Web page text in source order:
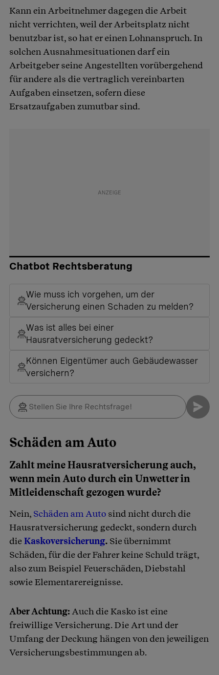
Kann ein Arbeitnehmer dagegen die Arbeit
nicht verrichten, weil der Arbeitsplatz nicht
benutzbar ist, so hat er einen Lohnanspruch. In
solchen Ausnahmesituationen darf ein
Arbeitgeber seine Angestellten vorübergehend
für andere als die vertraglich vereinbarten
Aufgaben einsetzen, sofern diese
Ersatzaufgaben zumutbar sind.
Chatbot Rechtsberatung
Wie muss ich vorgehen, um der
Versicherung einen Schaden zu melden?
Was ist alles bei einer
Hausratversicherung gedeckt?
Können Eigentümer auch Gebäudewasser
versichern?
Schäden am Auto
Zahlt meine Hausratversicherung auch,
wenn mein Auto durch ein Unwetter in
Mitleidenschaft gezogen wurde?
Nein, Schäden am Auto sind nicht durch die
Hausratversicherung gedeckt, sondern durch
dieKaskoversicherung. Sie übernimmt
Schäden, für die der Fahrer keine Schuld trägt,
also zum Beispiel Feuerschäden, Diebstahl
sowie Elementarereignisse.
Aber Achtung:Auch die Kasko ist eine
freiwillige Versicherung. Die Art und der
Umfang der Deckung hängen von den jeweiligen
Versicherungsbestimmungen ab.